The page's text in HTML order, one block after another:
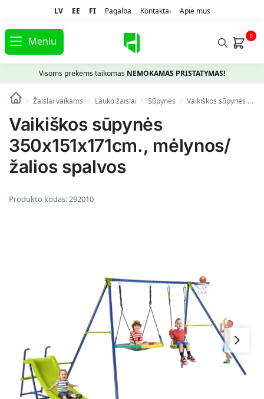
LV EE FI Pagalba Kontaktai Apie mus
Meniu 0
Visoms prekėms taikomas NEMOKAMAS PRISTATYMAS!
/ Žaislai vaikams / Lauko žaislai / Sūpynės / Vaikiškos sūpynės 350x151x171cm., mėlynos/žalios spalvos
Vaikiškos sūpynės
350x151x171cm., mėlynos/
žalios spalvos
Produkto kodas:292010